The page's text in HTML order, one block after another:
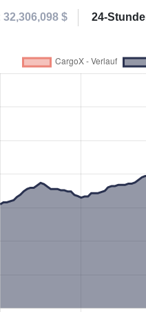
32,306,098 $ 24-